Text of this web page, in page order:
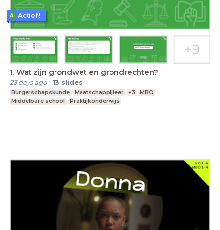
1. Wat zijn grondwet en grondrechten?
23 days ago- 13 slides
Burgerschapskunde Maatschappijleer +3
MBO
Middelbare school
Praktijkonderwijs
Actief!